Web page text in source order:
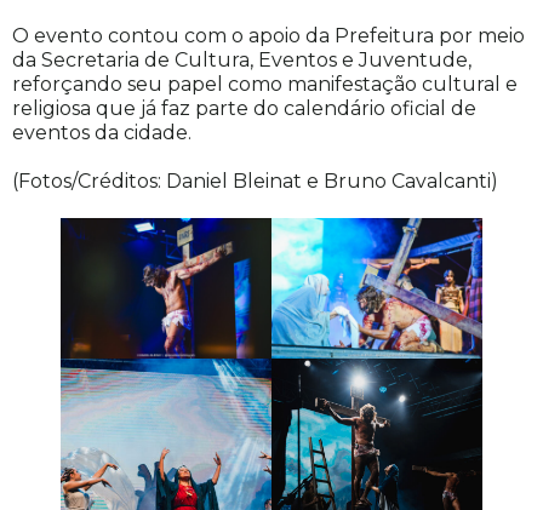
O evento contou com o apoio da Prefeitura por meio
da Secretaria de Cultura, Eventos e Juventude,
reforçando seu papel como manifestação cultural e
religiosa que já faz parte do calendário oficial de
eventos da cidade.
(Fotos/Créditos: Daniel Bleinat e Bruno Cavalcanti)